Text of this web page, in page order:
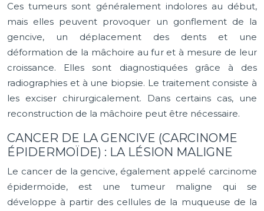
Ces tumeurs sont généralement indolores au début,
mais elles peuvent provoquer un gonflement de la
gencive, un déplacement des dents et une
déformation de la mâchoire au fur et à mesure de leur
croissance. Elles sont diagnostiquées grâce à des
radiographies et à une biopsie. Le traitement consiste à
les exciser chirurgicalement. Dans certains cas, une
reconstruction de la mâchoire peut être nécessaire.
CANCER DE LA GENCIVE (CARCINOME
ÉPIDERMOÏDE) : LA LÉSION MALIGNE
Le cancer de la gencive, également appelé carcinome
épidermoïde, est une tumeur maligne qui se
développe à partir des cellules de la muqueuse de la